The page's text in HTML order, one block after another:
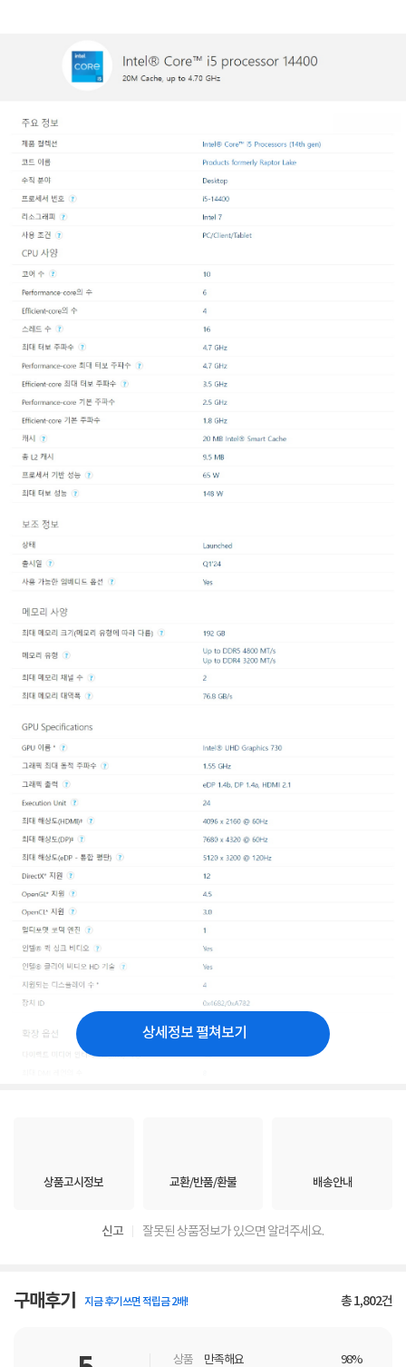
상세정보 펼쳐보기
상품고시정보 교환/반품/환불 배송안내
신고 잘못된 상품정보가 있으면 알려주세요.
구매후기 지금 후기쓰면 적립금 2배! 총1,802건
상품 만족해요 98%